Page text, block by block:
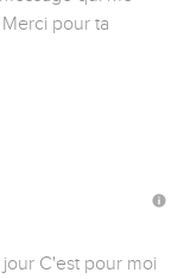
pour ta
C'est pour moi